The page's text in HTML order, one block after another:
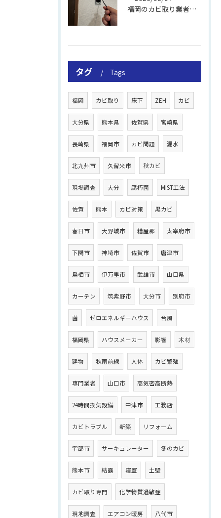
福岡のカビ取り業者おすすめの選び方と費用
タグ Tags
福岡 カビ取り 床下 ZEH カビ
大分県 熊本県 佐賀県 宮崎県
長崎県 福岡市 カビ問題 漏水
北九州市 久留米市 秋カビ
現場調査 大分 腐朽菌 MIST工法
佐賀 熊本 カビ対策 黒カビ
春日市 大野城市 糟屋郡 太宰府市
下関市 神埼市 佐賀市 唐津市
鳥栖市 伊万里市 武雄市 山口県
カーテン 筑紫野市 大分市 別府市
菌 ゼロエネルギーハウス 台風
福岡県 ハウスメーカー 影響 木材
建物 秋雨前線 人体 カビ繁殖
専門業者 山口市 高気密高断熱
24時間換気設備 中津市 工務店
カビトラブル 新築 リフォーム
宇部市 サーキュレーター 冬のカビ
熊本市 結露 寝室 土壁
カビ取り専門 化学物質過敏症
現地調査 エアコン暖房 八代市